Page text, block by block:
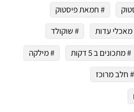
# חמאת פיסטוק
מאכלי עדות
# שוקולד
# מתכונים ב 5 דקות
# מילקה
# חלב מרוכז